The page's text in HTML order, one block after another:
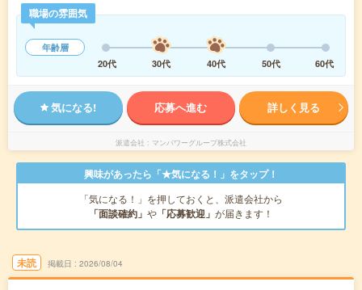
職場の雰囲気
年齢層
20代
30代 40代 50代 60代
気になる! 応募へ進む 詳しく見る
派遣会社 マンパワーグループ株式会社
興味があったら「★気になる！」をタップ！
「気になる！」を押しておくと、派遣会社から
「面談確約」 や 「応募歓迎」 が届きます！
未読 掲載日 2026/08/04